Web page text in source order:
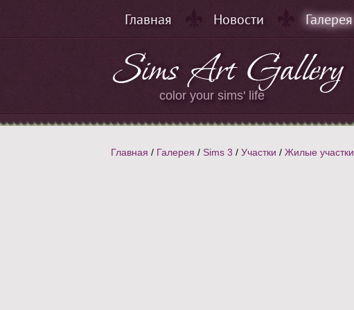
Главная Новости Галерея
color your sims' life
Главная / Галерея / Sims 3 / Участки / Жилые участки